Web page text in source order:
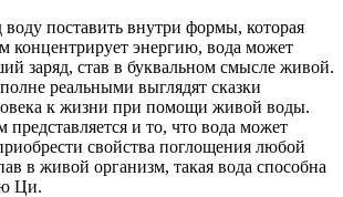
воду поставить внутри формы, которая
концентрирует энергию, вода может
заряд, став в буквальном смысле живой.
реальными выглядят сказки
к жизни при помощи живой воды.
и то, что вода может
свойства поглощения любой
в живой организм, такая вода способна
Ци.